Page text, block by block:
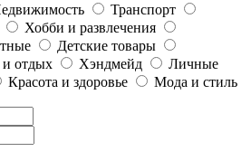
Транспорт
Хобби и развлечения
Детские товары
отдых Хэндмейд
Личные
Красота и здоровье
Мода и стиль